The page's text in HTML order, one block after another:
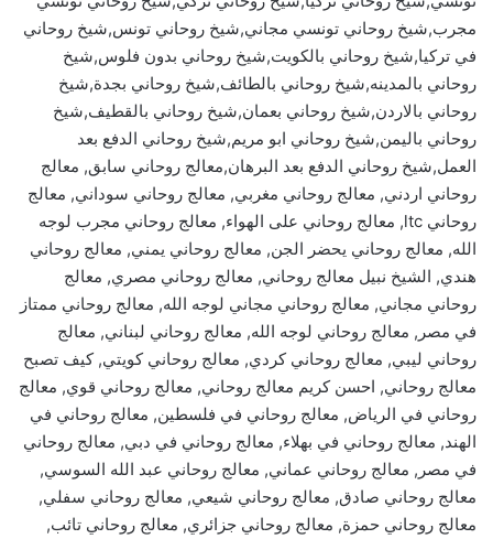
مجرب,شيخ روحاني تونسي مجاني,شيخ روحاني تونس,شيخ روحاني
في تركيا,شيخ روحاني بالكويت,شيخ روحاني بدون فلوس,شيخ
روحاني بالمدينه,شيخ روحاني بالطائف,شيخ روحاني بجدة,شيخ
روحاني بالاردن,شيخ روحاني بعمان,شيخ روحاني بالقطيف,شيخ
روحاني باليمن,شيخ روحاني ابو مريم,شيخ روحاني الدفع بعد
العمل,شيخ روحاني الدفع بعد البرهان,معالج روحاني سابق, معالج
روحاني اردني, معالج روحاني مغربي, معالج روحاني سوداني, معالج
روحاني ltc, معالج روحاني على الهواء, معالج روحاني مجرب لوجه
الله, معالج روحاني يحضر الجن, معالج روحاني يمني, معالج روحاني
هندي, الشيخ نبيل معالج روحاني, معالج روحاني مصري, معالج
روحاني مجاني, معالج روحاني مجاني لوجه الله, معالج روحاني ممتاز
في مصر, معالج روحاني لوجه الله, معالج روحاني لبناني, معالج
روحاني ليبي, معالج روحاني كردي, معالج روحاني كويتي, كيف تصبح
معالج روحاني, احسن كريم معالج روحاني, معالج روحاني قوي, معالج
روحاني في الرياض, معالج روحاني في فلسطين, معالج روحاني في
الهند, معالج روحاني في بهلاء, معالج روحاني في دبي, معالج روحاني
في مصر, معالج روحاني عماني, معالج روحاني عبد الله السوسي,
معالج روحاني صادق, معالج روحاني شيعي, معالج روحاني سفلي,
معالج روحاني حمزة, معالج روحاني جزائري, معالج روحاني تائب,